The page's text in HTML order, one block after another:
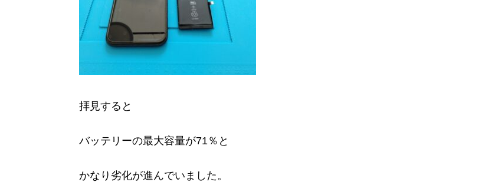
拝見すると
バッテリーの最大容量が71％と
かなり劣化が進んでいました。